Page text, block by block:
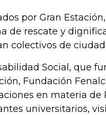
por Gran
de rescate y
colectivos de
Social, que
Fundación
en materia de
universitarios,